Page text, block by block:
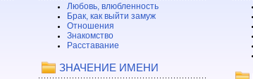
Любовь, влюбленность
Брак, как выйти замуж
Отношения
Знакомство
Расставание
ЗНАЧЕНИЕ ИМЕНИ